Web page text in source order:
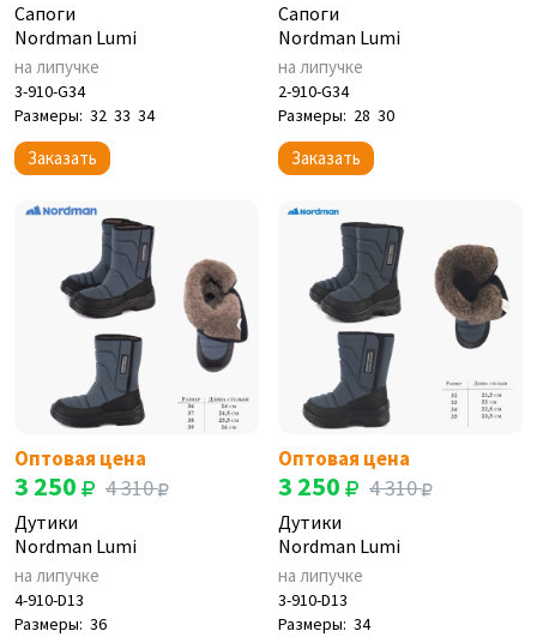
Сапоги
Nordman Lumi
на липучке
3-910-G34
Размеры: 32 33 34
Заказать
Сапоги
Nordman Lumi
на липучке
2-910-G34
Размеры: 28 30
Заказать
Оптовая цена
3 250 4 310
Дутики
Nordman Lumi
на липучке
4-910-D13
Размеры: 36
Оптовая цена
3 250 4 310
Дутики
Nordman Lumi
на липучке
3-910-D13
Размеры: 34